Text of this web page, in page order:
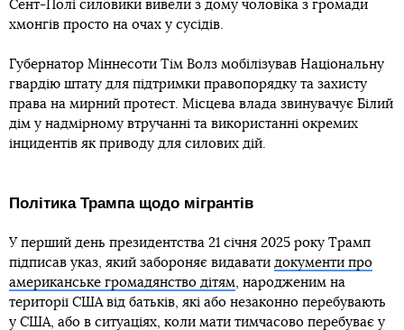
Сент-Полі силовики вивели з дому чоловіка з громади
хмонгів просто на очах у сусідів.
Губернатор Міннесоти Тім Волз мобілізував Національну
гвардію штату для підтримки правопорядку та захисту
права на мирний протест. Місцева влада звинувачує Білий
дім у надмірному втручанні та використанні окремих
інцидентів як приводу для силових дій.
Політика Трампа щодо мігрантів
У перший день президентства 21 січня 2025 року Трамп
підписав указ, який забороняє видавати документи про
американське громадянство дітям , народженим на
території США від батьків, які або незаконно перебувають
у США, або в ситуаціях, коли мати тимчасово перебуває у